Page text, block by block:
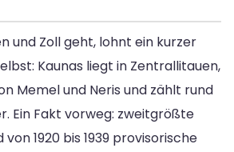
und Zoll geht, lohnt ein kurzer
Kaunas liegt in Zentrallitauen,
Memel und Neris und zählt rund
Ein Fakt vorweg: zweitgrößte
1920 bis 1939 provisorische